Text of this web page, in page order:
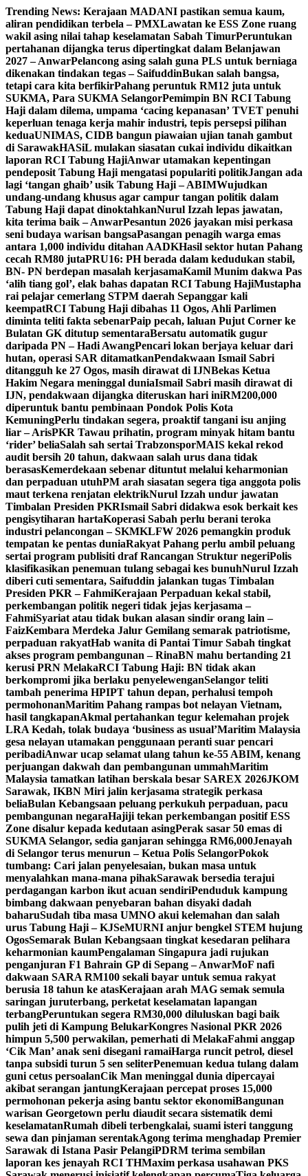
Skip
to
content
Trending News: Kerajaan MADANI pastikan semua kaum,
aliran pendidikan terbela – PMXLawatan ke ESS Zone ruang
wakil asing nilai tahap keselamatan Sabah TimurPeruntukan
pertahanan dijangka terus dipertingkat dalam Belanjawan
2027 – AnwarPelancong asing salah guna PLS untuk berniaga
dikenakan tindakan tegas – SaifuddinBukan salah bangsa,
tetapi cara kita berfikirPahang peruntuk RM12 juta untuk
SUKMA, Para SUKMA SelangorPemimpin BN RCI Tabung
Haji dalam dilema, umpama ‘cacing kepanasan’ TVET penuhi
keperluan tenaga kerja mahir industri, tepis persepsi pilihan
keduaUNIMAS, CIDB bangun piawaian ujian tanah gambut
di SarawakHASiL mulakan siasatan cukai individu dikaitkan
laporan RCI Tabung HajiAnwar utamakan kepentingan
pendeposit Tabung Haji mengatasi populariti politikJangan ada
lagi ‘tangan ghaib’ usik Tabung Haji – ABIMWujudkan
undang-undang khusus agar campur tangan politik dalam
Tabung Haji dapat dinoktahkanNurul Izzah lepas jawatan,
kita terima baik – AnwarPesantun 2026 jayakan misi perkasa
seni budaya warisan bangsaPasangan penagih warga emas
antara 1,000 individu ditahan AADKHasil sektor hutan Pahang
cecah RM80 jutaPRU16: PH berada dalam kedudukan stabil,
BN- PN berdepan masalah kerjasamaKamil Munim dakwa Pas
‘alih tiang gol’, elak bahas dapatan RCI Tabung HajiMustapha
rai pelajar cemerlang STPM daerah Sepanggar kali
keempatRCI Tabung Haji dibahas 11 Ogos, Ahli Parlimen
diminta teliti fakta sebenarPaip pecah, laluan Pujut Corner ke
Bulatan GK ditutup sementaraBersatu automatik gugur
daripada PN – Hadi AwangPencari lokan berjaya keluar dari
hutan, operasi SAR ditamatkanPendakwaan Ismail Sabri
ditangguh ke 27 Ogos, masih dirawat di IJNBekas Ketua
Hakim Negara meninggal duniaIsmail Sabri masih dirawat di
IJN, pendakwaan dijangka diteruskan hari iniRM200,000
diperuntuk bantu pembinaan Pondok Polis Kota
KemuningPerlu tindakan segera, proaktif tangani isu anjing
liar – ArisPKR Tawau prihatin, program minyak hitam bantu
‘rider’ beliaSalah sah sertai TrabzonsporMAIS kekal rekod
audit bersih 20 tahun, dakwaan salah urus dana tidak
berasasKemerdekaan sebenar dituntut melalui keharmonian
dan perpaduan utuhPM arah siasatan segera tiga anggota polis
maut terkena renjatan elektrikNurul Izzah undur jawatan
Timbalan Presiden PKRIsmail Sabri didakwa esok berkait kes
pengisytiharan hartaKoperasi Sabah perlu berani teroka
industri pelancongan – SKMKLFW 2026 pemangkin produk
tempatan ke pentas duniaRakyat Pahang perlu ambil peluang
sertai program publisiti draf Rancangan Struktur negeriPolis
klasifikasikan penemuan tulang sebagai kes bunuhNurul Izzah
diberi cuti sementara, Saifuddin jalankan tugas Timbalan
Presiden PKR – FahmiKerajaan Perpaduan kekal stabil,
perkembangan politik negeri tidak jejas kerjasama –
FahmiSyariat atau tidak bukan alasan sindir orang lain –
FaizKembara Merdeka Jalur Gemilang semarak patriotisme,
perpaduan rakyatHab wanita di Pantai Timur Sabah tingkat
akses program pembangunan – RinaBN mahu bertanding 21
kerusi PRN MelakaRCI Tabung Haji: BN tidak akan
berkompromi jika berlaku penyelewenganSelangor teliti
tambah penerima HPIPT tahun depan, perhalusi tempoh
permohonanMaritim Pahang rampas bot nelayan Vietnam,
hasil tangkapanAkmal pertahankan tegur kelemahan projek
LRA Kedah, tolak budaya ‘business as usual’Maritim Malaysia
gesa nelayan utamakan penggunaan peranti suar pencari
peribadiAnwar ucap selamat ulang tahun ke-55 ABIM, kenang
perjuangan dakwah dan pembangunan ummahMaritim
Malaysia tamatkan latihan berskala besar SAREX 2026JKOM
Sarawak, IKBN Miri jalin kerjasama strategik perkasa
beliaBulan Kebangsaan peluang perkukuh perpaduan, pacu
pembangunan negaraHajiji tekan perkembangan positif ESS
Zone disalur kepada kedutaan asingPerak sasar 50 emas di
SUKMA Selangor, sedia ganjaran sehingga RM6,000Jenayah
di Selangor terus menurun – Ketua Polis SelangorPokok
tumbang: Cari jalan penyelesaian, bukan masa untuk
menyalahkan mana-mana pihakSarawak bersedia terajui
perdagangan karbon ikut acuan sendiriPenduduk kampung
bimbang dakwaan penyebaran bahan disyaki dadah
baharuSudah tiba masa UMNO akui kelemahan dan salah
urus Tabung Haji – KJSeMURNI anjur bengkel STEM hujung
OgosSemarak Bulan Kebangsaan tingkat kesedaran pelihara
keharmonian kaumPengalaman Singapura jadi rujukan
penganjuran F1 Bahrain GP di Sepang – AnwarMoF nafi
dakwaan SARA RM100 sekali bayar untuk semua rakyat
berusia 18 tahun ke atasKerajaan arah MAG semak semula
saringan juruterbang, perketat keselamatan lapangan
terbangPeruntukan segera RM30,000 diluluskan bagi baik
pulih jeti di Kampung BelukarKongres Nasional PKR 2026
himpun 5,500 perwakilan, pemerhati di MelakaFahmi anggap
‘Cik Man’ anak seni disegani ramaiHarga runcit petrol, diesel
tanpa subsidi turun 5 sen seliterPenemuan kedua tulang dalam
guni cetus persoalanCik Man meninggal dunia dipercayai
akibat serangan jantungKerajaan percepat proses 15,000
permohonan pekerja asing bantu sektor ekonomiBangunan
warisan Georgetown perlu diaudit secara sistematik demi
keselamatanRumah dibeli terbengkalai, suami isteri tanggung
sewa dan pinjaman serentakAgong terima menghadap Premier
Sarawak di Istana Pasir PelangiPDRM terima sembilan
laporan kes jenayah RCI THMaxim perkasa usahawan PKS